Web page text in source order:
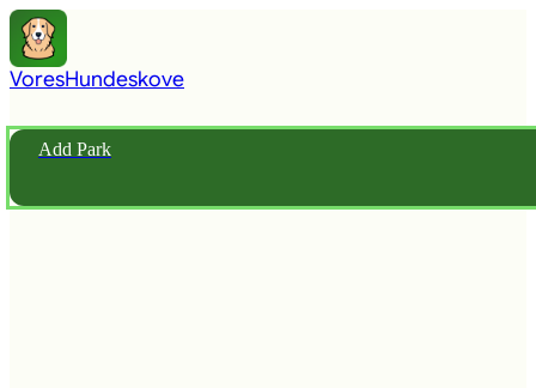
VoresHundeskove
Add Park